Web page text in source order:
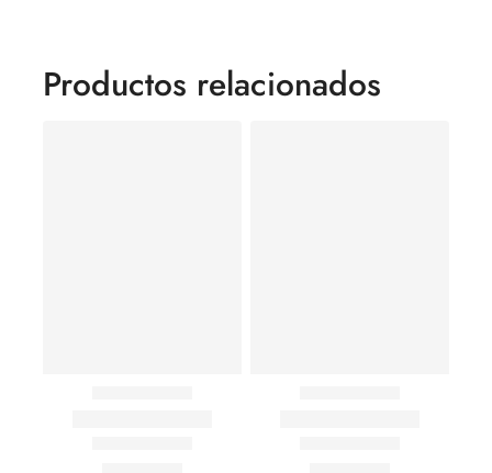
Productos relacionados